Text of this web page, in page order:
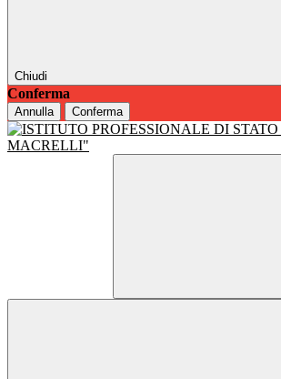
Chiudi
Conferma
Annulla Conferma